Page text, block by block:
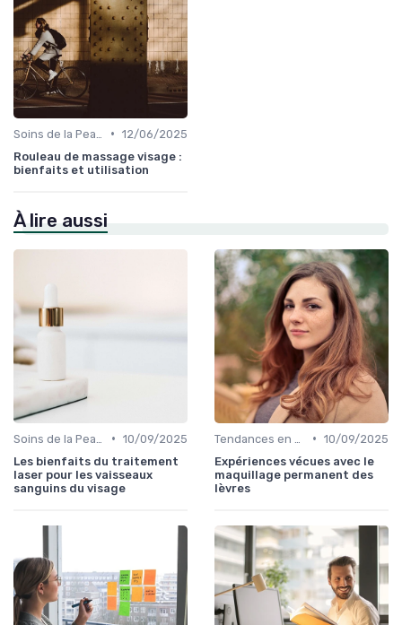
• 12/06/2025
Rouleau de massage visage :
bienfaits et utilisation
À lire aussi
• 10/09/2025
Les bienfaits du traitement
laser pour les vaisseaux
sanguins du visage
• 10/09/2025
Expériences vécues avec le
maquillage permanent des
lèvres